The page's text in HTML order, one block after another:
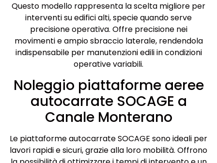
Questo modello rappresenta la scelta migliore per
interventi su edifici alti, specie quando serve
precisione operativa. Offre precisione nei
movimenti e ampio sbraccio laterale, rendendola
indispensabile per manutenzioni edili in condizioni
operative variabili.
Noleggio piattaforme aeree
autocarrate SOCAGE a
Canale Monterano
Le piattaforme autocarrate SOCAGE sono ideali per
lavori rapidi e sicuri, grazie alla loro mobilità. Offrono